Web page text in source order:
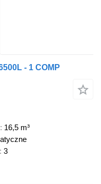
- 1 COMP
16,5 m³
3